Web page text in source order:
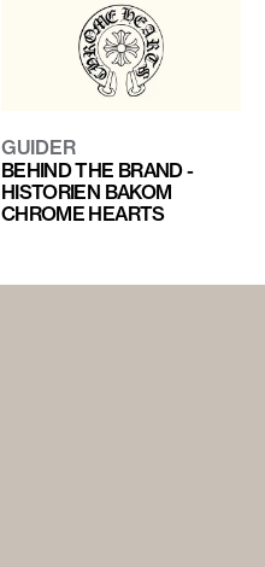
GUIDER
BEHIND THE BRAND -
HISTORIEN BAKOM
CHROME HEARTS